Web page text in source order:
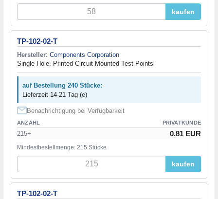
kaufen
TP-102-02-T
Hersteller: Components Corporation
Single Hole, Printed Circuit Mounted Test Points
auf Bestellung 240 Stücke:
Lieferzeit 14-21 Tag (e)
Benachrichtigung bei Verfügbarkeit
ANZAHL PRIVATKUNDE
215+ 0.81 EUR
Mindestbestellmenge: 215 Stücke
kaufen
TP-102-02-T